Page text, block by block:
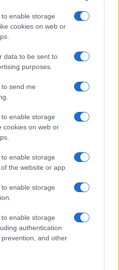
enable storage
cookies on web or
data to be sent to
purposes.
send me
enable storage
cookies on web or
enable storage
the website or app.
enable storage
enable storage
authentication
and other
SS27: le novità che stanno
il borgo abruzzese tra